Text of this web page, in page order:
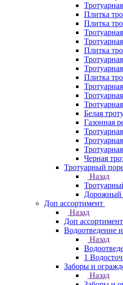
Плитка
Плитка
Плитка
Плитка
Белая
Газонная
Черная
Тротуарный
Назад
Дорожный
Доп ассортимент
Назад
Доп ассортимент
Водоотведение
Назад
1
Заборы и
Назад